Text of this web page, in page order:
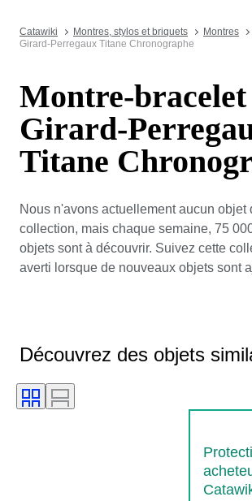
Catawiki Montres, stylos et briquets Montres
Girard-Perregaux Titane Chronographe
Montre-bracelet
Girard-
Titane
Nous n'avons actuellement aucun objet
collection, mais chaque semaine, 75
objets sont à découvrir. Suivez cette
averti lorsque de nouveaux objets sont
Découvrez des objets